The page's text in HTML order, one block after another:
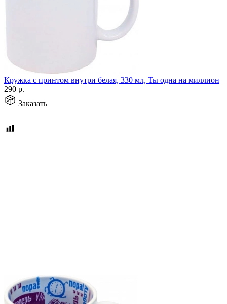
Кружка с принтом внутри белая, 330 мл, Ты одна на миллион
290 р.
Заказать